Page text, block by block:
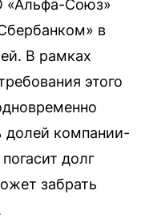
«Альфа-Союз»
в
В рамках
этого
долей компании-
долг
забрать